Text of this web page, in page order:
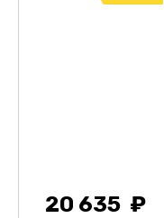
20 635